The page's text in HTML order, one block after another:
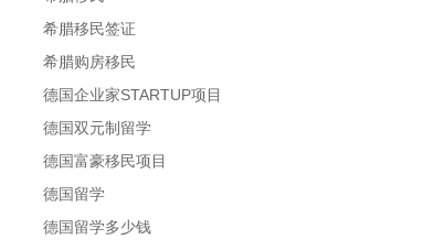
希腊移民签证
希腊购房移民
德国企业家STARTUP项目
德国双元制留学
德国富豪移民项目
德国留学
德国留学多少钱